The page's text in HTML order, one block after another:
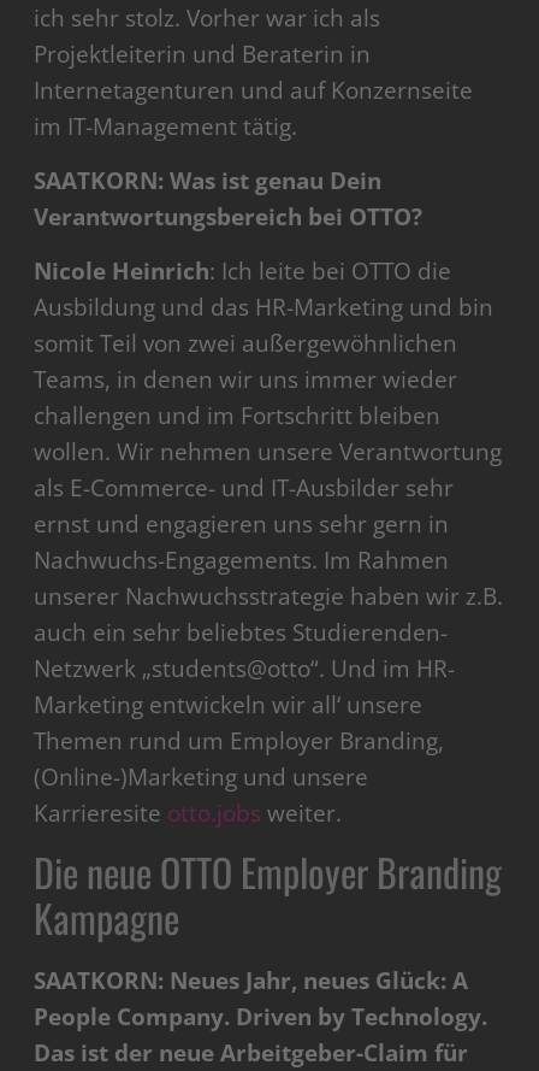
ich sehr stolz. Vorher war ich als
Projektleiterin und Beraterin in
Internetagenturen und auf Konzernseite
im IT-Management tätig.
SAATKORN: Was ist genau Dein
Verantwortungsbereich bei OTTO?
Nicole Heinrich: Ich leite bei OTTO die
Ausbildung und das HR-Marketing und bin
somit Teil von zwei außergewöhnlichen
Teams, in denen wir uns immer wieder
challengen und im Fortschritt bleiben
wollen. Wir nehmen unsere Verantwortung
als E-Commerce- und IT-Ausbilder sehr
ernst und engagieren uns sehr gern in
Nachwuchs-Engagements. Im Rahmen
unserer Nachwuchsstrategie haben wir z.B.
auch ein sehr beliebtes Studierenden-
Netzwerk „students@otto“. Und im HR-
Marketing entwickeln wir all‘ unsere
Themen rund um Employer Branding,
(Online-)Marketing und unsere
Karrieresite otto.jobs weiter.
Die neue OTTO Employer Branding
Kampagne
SAATKORN: Neues Jahr, neues Glück: A
People Company. Driven by Technology.
Das ist der neue Arbeitgeber-Claim für